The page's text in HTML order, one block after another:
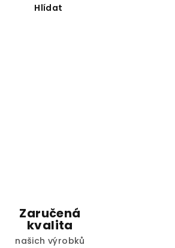
Hlídat
Zaručená
kvalita
našich výrobků